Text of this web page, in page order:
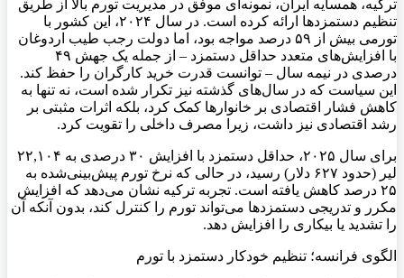
ترکیه، همسایه ایران، نمونه‌ای موفق در مدیریت تورم بالا از طریق
تنظیم دستمزدها ارائه کرده است. در سال ۲۰۲۴، این کشور با
تورمی بیش از ۵۹ درصد مواجه بود، اما دولت رجب طیب اردوغان
با افزایش‌های متعدد حداقل دستمزد – از جمله یک جهش ۴۹
درصدی در نیمه سال – توانست قدرت خرید کارگران را حفظ کند.
این سیاست که در سال‌های گذشته نیز تکرار شده است، نه تنها به
کاهش فشار اقتصادی بر خانوارها کمک کرد، بلکه اثرات مثبتی بر
رشد اقتصادی نیز داشت، زیرا مصرف داخلی را تقویت کرد.
برای سال ۲۰۲۵، حداقل دستمزد با افزایش ۳۰ درصدی به ۲۲,۱۰۴
لیر (حدود ۶۲۷ دلار) رسید، در حالی که نرخ تورم پیش‌بینی‌شده به
۲۵ درصد کاهش یافته است. تجربه ترکیه نشان می‌دهد که افزایش
مکرر و تدریجی دستمزدها می‌تواند تورم را کنترل کند، بدون آنکه آن
را تشدید یا بیکاری را افزایش دهد.
الگوی فرانسه؛ تنظیم خودکار دستمزد با تورم